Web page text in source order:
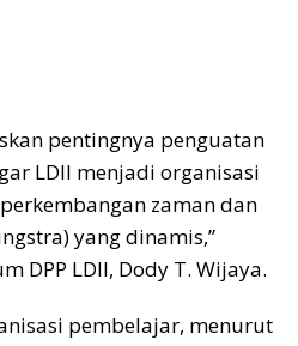
pentingnya penguatan
LDII menjadi organisasi
zaman dan
yang dinamis,”
DPP LDII, Dody T. Wijaya.
pembelajar, menurut